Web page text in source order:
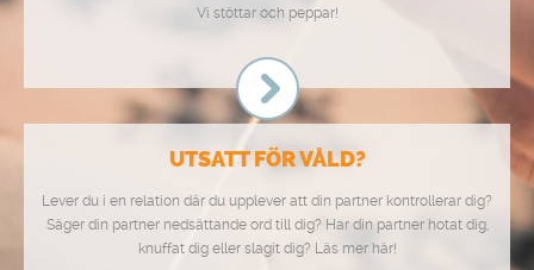
Vi stöttar och peppar!
UTSATT FÖR VÅLD?
Lever du i en relation där du upplever att din partner kontrollerar dig?
Säger din partner nedsättande ord till dig? Har din partner hotat dig,
knuffat dig eller slagit dig? Läs mer här!